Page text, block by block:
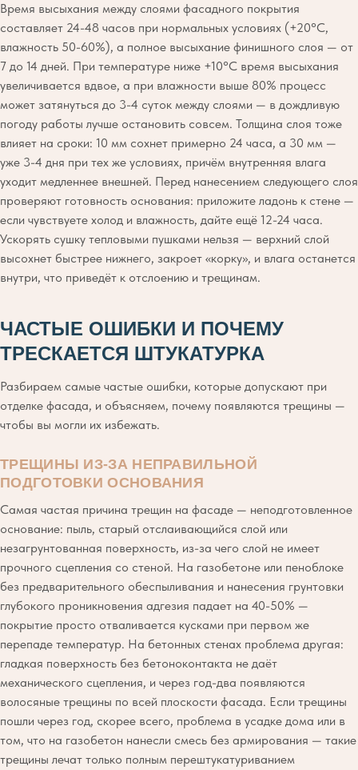
Время высыхания между слоями фасадного покрытия
составляет 24-48 часов при нормальных условиях (+20°C,
влажность 50-60%), а полное высыхание финишного слоя — от
7 до 14 дней. При температуре ниже +10°C время высыхания
увеличивается вдвое, а при влажности выше 80% процесс
может затянуться до 3-4 суток между слоями — в дождливую
погоду работы лучше остановить совсем. Толщина слоя тоже
влияет на сроки: 10 мм сохнет примерно 24 часа, а 30 мм —
уже 3-4 дня при тех же условиях, причём внутренняя влага
уходит медленнее внешней. Перед нанесением следующего слоя
проверяют готовность основания: приложите ладонь к стене —
если чувствуете холод и влажность, дайте ещё 12-24 часа.
Ускорять сушку тепловыми пушками нельзя — верхний слой
высохнет быстрее нижнего, закроет «корку», и влага останется
внутри, что приведёт к отслоению и трещинам.
ЧАСТЫЕ ОШИБКИ И ПОЧЕМУ
ТРЕСКАЕТСЯ ШТУКАТУРКА
Разбираем самые частые ошибки, которые допускают при
отделке фасада, и объясняем, почему появляются трещины —
чтобы вы могли их избежать.
ТРЕЩИНЫ ИЗ-ЗА НЕПРАВИЛЬНОЙ
ПОДГОТОВКИ ОСНОВАНИЯ
Самая частая причина трещин на фасаде — неподготовленное
основание: пыль, старый отслаивающийся слой или
незагрунтованная поверхность, из-за чего слой не имеет
прочного сцепления со стеной. На газобетоне или пеноблоке
без предварительного обеспыливания и нанесения грунтовки
глубокого проникновения адгезия падает на 40-50% —
покрытие просто отваливается кусками при первом же
перепаде температур. На бетонных стенах проблема другая:
гладкая поверхность без бетоноконтакта не даёт
механического сцепления, и через год-два появляются
волосяные трещины по всей плоскости фасада. Если трещины
пошли через год, скорее всего, проблема в усадке дома или в
том, что на газобетон нанесли смесь без армирования — такие
трещины лечат только полным перештукатуриванием